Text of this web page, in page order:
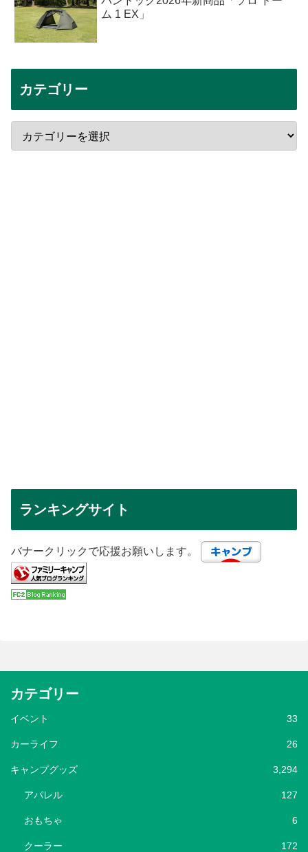
ム 1 EX」
カテゴリー
ランキングサイト
バナークリックで応援お願いします。
カテゴリー
イベント 33
カーライフ 26
キャンプグッズ 3,294
アパレル 127
おもちゃ 6
クーラー 172